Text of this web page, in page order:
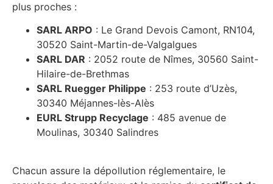
plus proches :
SARL ARPO : Le Grand Devois Camont, RN104,
30520 Saint-Martin-de-Valgalgues
SARL DAR : 2052 route de Nîmes, 30560 Saint-
Hilaire-de-Brethmas
SARL Ruegger Philippe : 253 route d’Uzès,
30340 Méjannes-lès-Alès
EURL Strupp Recyclage : 485 avenue de
Moulinas, 30340 Salindres
Chacun assure la dépollution réglementaire, le